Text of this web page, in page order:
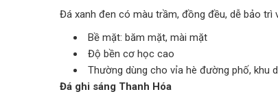
Đá xanh đen có màu trầm, đồng đều, dễ bảo trì
Bề mặt: băm mặt, mài mặt
Độ bền cơ học cao
Thường dùng cho vỉa hè đường phố, khu
Đá ghi sáng Thanh Hóa